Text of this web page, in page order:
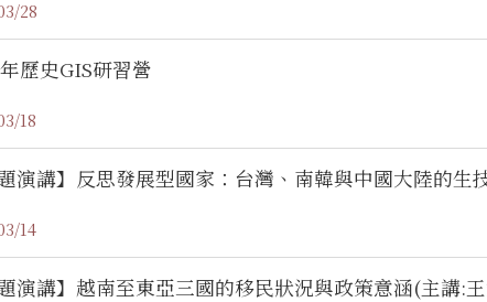
28
歷史GIS研習營
18
題演講】反思發展型國家：台灣、南韓與中國大陸的
14
題演講】越南至東亞三國的移民狀況與政策意涵(主講: